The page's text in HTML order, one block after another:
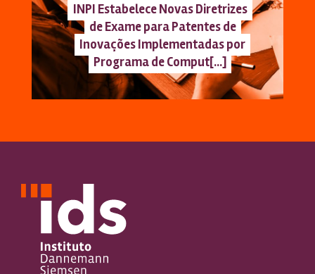
INPI Estabelece Novas Diretrizes
de Exame para Patentes de
Inovações Implementadas por
Programa de Comput[...]